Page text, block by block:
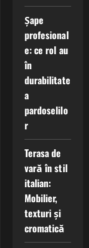
Șape
profesional
e: ce rol au
în
durabilitate
a
pardoselilo
r
Terasa de
vară în stil
italian:
Mobilier,
texturi și
cromatică